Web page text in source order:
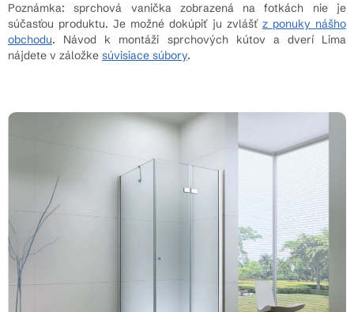
Poznámka: sprchová vanička zobrazená na fotkách nie je
súčasťou produktu. Je možné dokúpiť ju zvlášť z ponuky nášho
obchodu. Návod k montáži sprchových kútov a dverí Lima
nájdete v záložke súvisiace súbory.